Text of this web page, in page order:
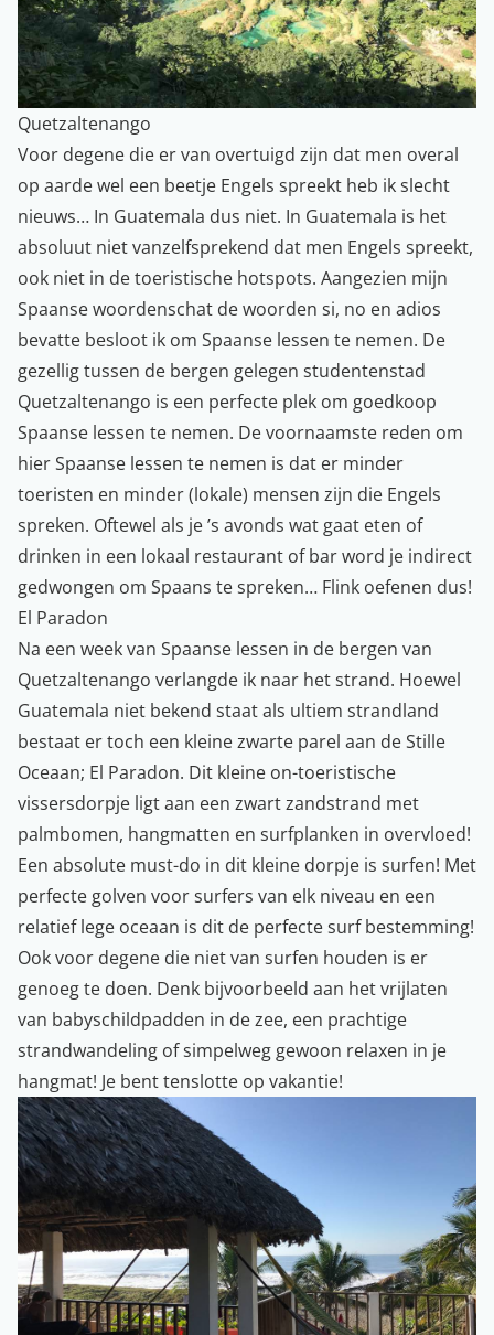
Quetzaltenango
Voor degene die er van overtuigd zijn dat men overal
op aarde wel een beetje Engels spreekt heb ik slecht
nieuws… In Guatemala dus niet. In Guatemala is het
absoluut niet vanzelfsprekend dat men Engels spreekt,
ook niet in de toeristische hotspots. Aangezien mijn
Spaanse woordenschat de woorden si, no en adios
bevatte besloot ik om Spaanse lessen te nemen. De
gezellig tussen de bergen gelegen studentenstad
Quetzaltenango is een perfecte plek om goedkoop
Spaanse lessen te nemen. De voornaamste reden om
hier Spaanse lessen te nemen is dat er minder
toeristen en minder (lokale) mensen zijn die Engels
spreken. Oftewel als je ’s avonds wat gaat eten of
drinken in een lokaal restaurant of bar word je indirect
gedwongen om Spaans te spreken… Flink oefenen dus!
El Paradon
Na een week van Spaanse lessen in de bergen van
Quetzaltenango verlangde ik naar het strand. Hoewel
Guatemala niet bekend staat als ultiem strandland
bestaat er toch een kleine zwarte parel aan de Stille
Oceaan; El Paradon. Dit kleine on-toeristische
vissersdorpje ligt aan een zwart zandstrand met
palmbomen, hangmatten en surfplanken in overvloed!
Een absolute must-do in dit kleine dorpje is surfen! Met
perfecte golven voor surfers van elk niveau en een
relatief lege oceaan is dit de perfecte surf bestemming!
Ook voor degene die niet van surfen houden is er
genoeg te doen. Denk bijvoorbeeld aan het vrijlaten
van babyschildpadden in de zee, een prachtige
strandwandeling of simpelweg gewoon relaxen in je
hangmat! Je bent tenslotte op vakantie!